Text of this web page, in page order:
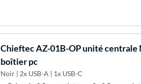
ChieftecAZ-01B-OP unité centrale
boîtier pc
Noir | 2x USB-A | 1x USB-C